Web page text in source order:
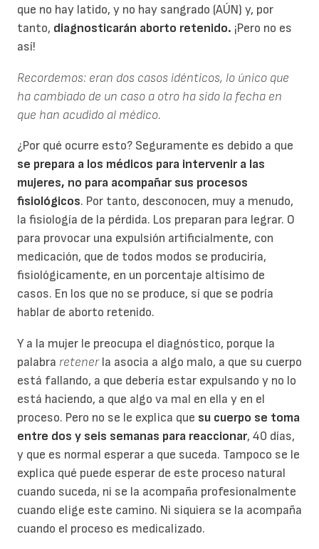
que no hay latido, y no hay sangrado (AÚN) y, por
tanto, diagnosticarán aborto retenido. ¡Pero no es
así!
Recordemos: eran dos casos idénticos, lo único que
ha cambiado de un caso a otro ha sido la fecha en
que han acudido al médico.
¿Por qué ocurre esto? Seguramente es debido a que
se prepara a los médicos para intervenir a las
mujeres, no para acompañar sus procesos
fisiológicos. Por tanto, desconocen, muy a menudo,
la fisiología de la pérdida. Los preparan para legrar. O
para provocar una expulsión artificialmente, con
medicación, que de todos modos se produciría,
fisiológicamente, en un porcentaje altísimo de
casos. En los que no se produce, sí que se podría
hablar de aborto retenido.
Y a la mujer le preocupa el diagnóstico, porque la
palabra retenerla asocia a algo malo, a que su cuerpo
está fallando, a que debería estar expulsando y no lo
está haciendo, a que algo va mal en ella y en el
proceso. Pero no se le explica que su cuerpo se toma
entre dos y seis semanas para reaccionar, 40 días,
y que es normal esperar a que suceda. Tampoco se le
explica qué puede esperar de este proceso natural
cuando suceda, ni se la acompaña profesionalmente
cuando elige este camino. Ni siquiera se la acompaña
cuando el proceso es medicalizado.